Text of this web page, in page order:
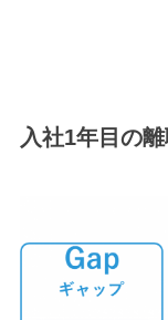
入社1年目の